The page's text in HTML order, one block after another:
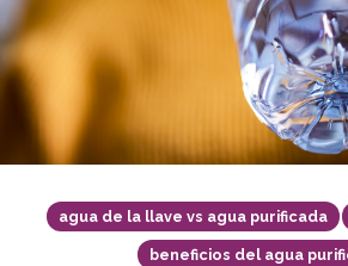
agua de la llave vs agua purificada
beneficios del agua